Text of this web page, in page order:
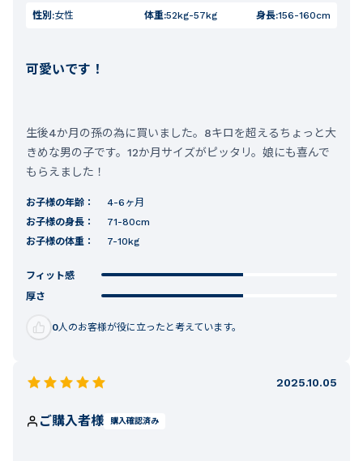
性別:女性 体重:52kg-57kg 身長:156-160cm
可愛いです！
生後4か月の孫の為に買いました。8キロを超えるちょっと大
きめな男の子です。12か月サイズがピッタリ。娘にも喜んで
もらえました！
お子様の年齢：
4-6ヶ月
お子様の身長：
71-80cm
お子様の体重：
7-10kg
フィット感
厚さ
0人のお客様が役に立ったと考えています。
2025.10.05
ご購入者様 購入確認済み